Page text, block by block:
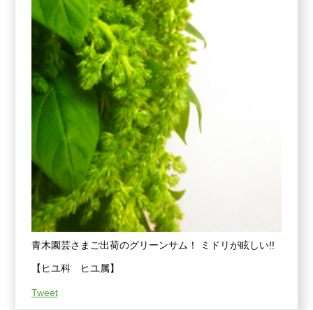
青木園芸さまご出荷のグリーンサム！ ミドリが眩しい!!
【ヒユ科 ヒユ属】
Tweet